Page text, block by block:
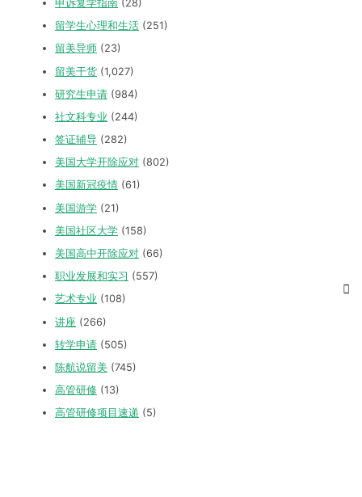
申诉复学指南 (28)
留学生心理和生活 (251)
留美导师 (23)
留美干货 (1,027)
研究生申请 (984)
社文科专业 (244)
签证辅导 (282)
美国大学开除应对 (802)
美国新冠疫情 (61)
美国游学 (21)
美国社区大学 (158)
美国高中开除应对 (66)
职业发展和实习 (557)
艺术专业 (108)
讲座 (266)
转学申请 (505)
陈航说留美 (745)
高管研修 (13)
高管研修项目速递 (5)